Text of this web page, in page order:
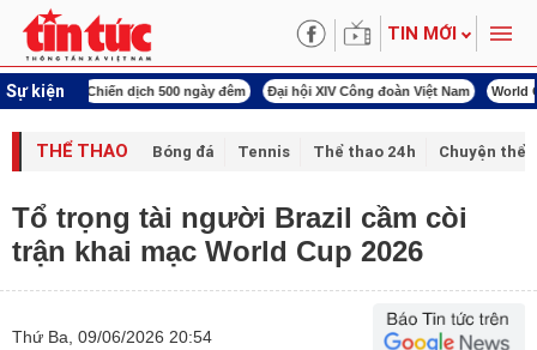
TIN MỚI
Sự kiện
ngày đêm Đại hội XIV Công đoàn Việt Nam World Cup 2026 Kỳ họp thứ
THỂ THAO Bóng đá Tennis Thể thao 24h Chuyện thể
Tổ trọng tài người Brazil cầm còi
trận khai mạc World Cup 2026
Thứ Ba, 09/06/2026 20:54